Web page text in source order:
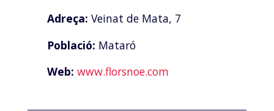
Adreça: Veinat de Mata, 7
Població: Mataró
Web: www.florsnoe.com